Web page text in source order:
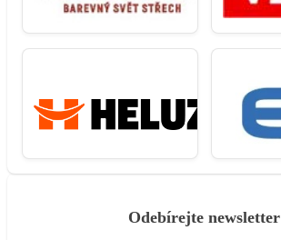
Odebírejte newsletter